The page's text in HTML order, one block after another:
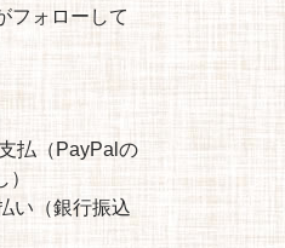
フォローして
払（PayPalの
い（銀行振込